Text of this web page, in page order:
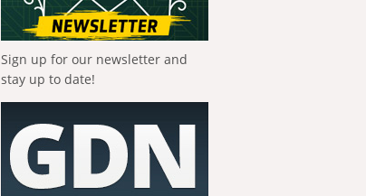
Sign up for our newsletter and
stay up to date!